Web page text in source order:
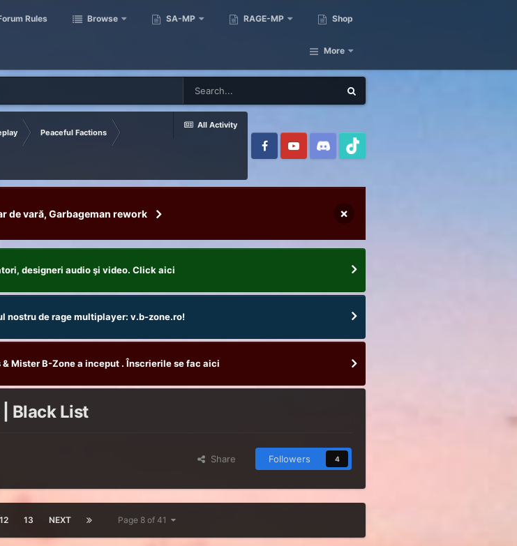
Rules Browse SA-MP RAGE-MP Shop
More
All Activity
Peaceful Factions
de vară, Garbageman rework ×
designeri audio şi video. Click aici
nostru de rage multiplayer: v.b-zone.ro!
Mister B-Zone a inceput . Înscrierile se fac aici
Black List
Share Followers 4
12 13 NEXT Page 8 of 41